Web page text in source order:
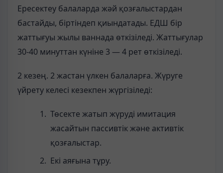
Ересектеу балаларда жәй қозғалыстардан
бастайды, біртіндеп қиындатады. ЕДШ бір
жаттығуы жылы ваннада өткізіледі. Жаттығулар
30-40 минуттан күніне 3 — 4 рет өткізіледі.
2 кезең. 2 жастан үлкен балаларға. Жүруге
үйрету келесі кезекпен жүргізіледі:
Төсекте жатып жүруді имитация
жасайтын пассивтік және активтік
қозғалыстар.
Екі аяғына тұру.